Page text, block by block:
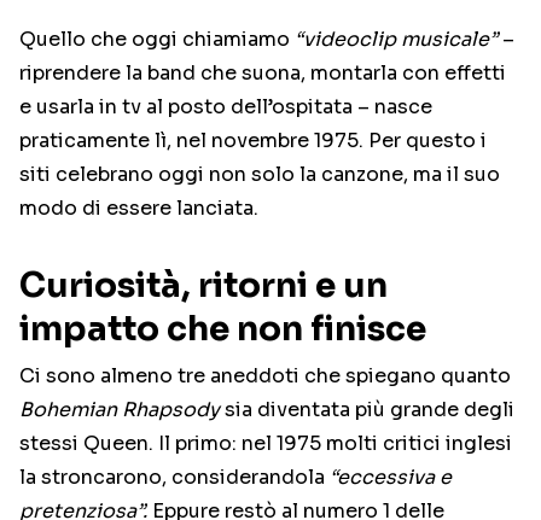
Quello che oggi chiamiamo “videoclip musicale”–
riprendere la band che suona, montarla con effetti
e usarla in tv al posto dell’ospitata – nasce
praticamente lì, nel novembre 1975. Per questo i
siti celebrano oggi non solo la canzone, ma il suo
modo di essere lanciata.
Curiosità, ritorni e un
impatto che non finisce
Ci sono almeno tre aneddoti che spiegano quanto
Bohemian Rhapsodysia diventata più grande degli
stessi Queen. Il primo: nel 1975 molti critici inglesi
la stroncarono, considerandola “eccessiva e
pretenziosa”. Eppure restò al numero 1 delle